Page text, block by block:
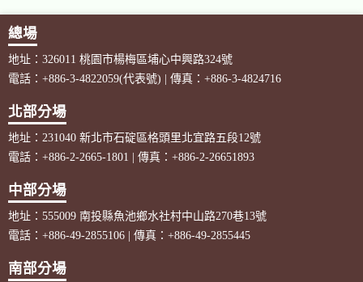
總場
地址：326011 桃園市楊梅區埔心中興路324號
電話：+886-3-4822059(代表號) | 傳真：+886-3-4824716
北部分場
地址：231040 新北市石碇區格頭里北宜路五段12號
電話：+886-2-2665-1801 | 傳真：+886-2-26651893
中部分場
地址：555009 南投縣魚池鄉水社村中山路270巷13號
電話：+886-49-2855106 | 傳真：+886-49-2855445
南部分場